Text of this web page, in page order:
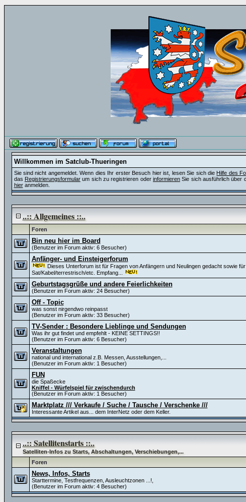
Willkommen im Satclub-Thueringen
Sie sind nicht angemeldet. Wenn dies Ihr erster Besuch hier ist, lesen Sie sich die Hilfe des
das Registrierungsformularum sich zu registrieren oder informierenSie sich ausführlich über
hieranmelden.
..:: Allgemeines ::..
Foren
Bin neu hier im Board
(Benutzer im Forum aktiv: 6 Besucher)
Anfänger- und Einsteigerforum
Dieses Unterforum ist für Fragen von Anfängern und Neulingen gedacht sowie
Sat/Kabel/terrestrisch/etc. Empfang...
Geburtstagsgrüße und andere Feierlichkeiten
(Benutzer im Forum aktiv: 24 Besucher)
Off - Topic
was sonst nirgendwo reinpasst
(Benutzer im Forum aktiv: 33 Besucher)
TV-Sender : Besondere Lieblinge und Sendungen
Was ihr gut findet und empfehlt - KEINE SETTINGS!!
(Benutzer im Forum aktiv: 6 Besucher)
Veranstaltungen
national und international z.B. Messen, Ausstellungen,...
(Benutzer im Forum aktiv: 1 Besucher)
FUN
die Spaßecke
Kniffel - Würfelspiel für zwischendurch
(Benutzer im Forum aktiv: 1 Besucher)
Marktplatz /// Verkaufe / Suche / Tausche / Verschenke ///
Interessante Artikel aus... dem InterNetz oder dem Keller.
..:: Satellitenstarts ::..
Satelliten-Infos zu Starts, Abschaltungen, Verschiebungen,...
Foren
News, Infos, Starts
Starttermine, Testfrequenzen, Ausleuchtzonen ...!,
(Benutzer im Forum aktiv: 4 Besucher)